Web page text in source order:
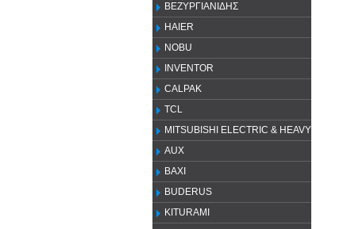
ΒΕΖΥΡΓΙΑΝΙΔΗΣ
HAIER
NOBU
INVENTOR
CALPAK
TCL
MITSUBISHI ELECTRIC & HEAVY
AUX
ΒΑΧΙ
BUDERUS
KITURAMI